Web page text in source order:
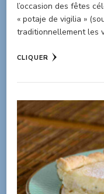
l’occasion des fêtes
« potaje de vigilia »
traditionnellement les
CLIQUER